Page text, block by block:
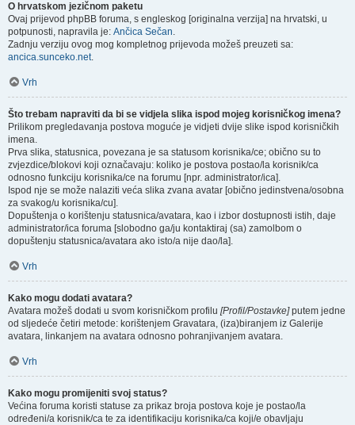
O hrvatskom jezičnom paketu
Ovaj prijevod phpBB foruma, s engleskog [originalna verzija] na hrvatski, u
potpunosti, napravila je: Ančica Sečan.
Zadnju verziju ovog mog kompletnog prijevoda možeš preuzeti sa:
ancica.sunceko.net.
Vrh
Što trebam napraviti da bi se vidjela slika ispod mojeg korisničkog imena?
Prilikom pregledavanja postova moguće je vidjeti dvije slike ispod korisničkih
imena.
Prva slika, statusnica, povezana je sa statusom korisnika/ce; obično su to
zvjezdice/blokovi koji označavaju: koliko je postova postao/la korisnik/ca
odnosno funkciju korisnika/ce na forumu [npr. administrator/ica].
Ispod nje se može nalaziti veća slika zvana avatar [obično jedinstvena/osobna
za svakog/u korisnika/cu].
Dopuštenja o korištenju statusnica/avatara, kao i izbor dostupnosti istih, daje
administrator/ica foruma [slobodno ga/ju kontaktiraj (sa) zamolbom o
dopuštenju statusnica/avatara ako isto/a nije dao/la].
Vrh
Kako mogu dodati avatara?
Avatara možeš dodati u svom korisničkom profilu [Profil/Postavke]putem jedne
od sljedeće četiri metode: korištenjem Gravatara, (iza)biranjem iz Galerije
avatara, linkanjem na avatara odnosno pohranjivanjem avatara.
Vrh
Kako mogu promijeniti svoj status?
Većina foruma koristi statuse za prikaz broja postova koje je postao/la
određeni/a korisnik/ca te za identifikaciju korisnika/ca koji/e obavljaju